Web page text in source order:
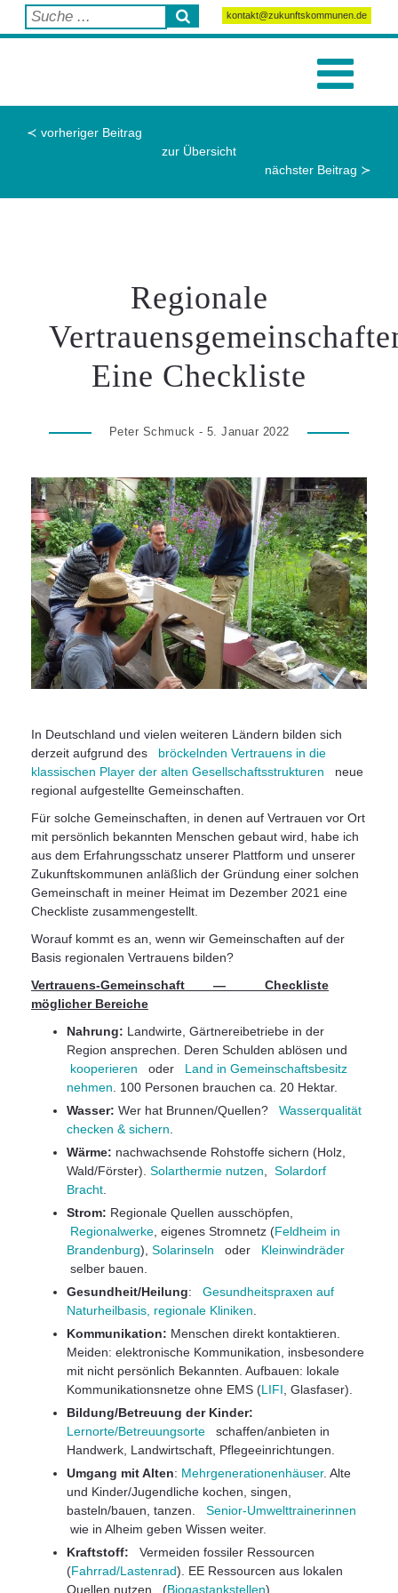
kontakt@zukunftskommunen.de
≺ vorheriger Beitrag
zur Übersicht
nächster Beitrag ≻
Regionale
Eine Checkliste
Peter Schmuck - 5. Januar 2022
In Deutschland und vielen weiteren Ländern bilden sich
derzeit aufgrund des bröckelnden Vertrauens in die
klassischen Player der alten Gesellschaftsstrukturen neue
regional aufgestellte Gemeinschaften.
Für solche Gemeinschaften, in denen auf Vertrauen vor Ort
mit persönlich bekannten Menschen gebaut wird, habe ich
aus dem Erfahrungsschatz unserer Plattform und unserer
Zukunftskommunen anläßlich der Gründung einer solchen
Gemeinschaft in meiner Heimat im Dezember 2021 eine
Checkliste zusammengestellt.
Worauf kommt es an, wenn wir Gemeinschaften auf der
Basis regionalen Vertrauens bilden?
Vertrauens-Gemeinschaft — Checkliste
möglicher Bereiche
Nahrung: Landwirte, Gärtnereibetriebe in der
Region ansprechen. Deren Schulden ablösen und
kooperieren oder Land in Gemeinschaftsbesitz
nehmen . 100 Personen brauchen ca. 20 Hektar.
Wasser: Wer hat Brunnen/Quellen? Wasserqualität
checken & sichern
Wärme: nachwachsende Rohstoffe sichern (Holz,
Wald/Förster). Solarthermie nutzen
Solardorf
Bracht
Strom: Regionale Quellen ausschöpfen,
Regionalwerke , eigenes Stromnetz (Feldheim in
Brandenburg), Solarinseln oder Kleinwindräder
selber bauen.
Gesundheit/Heilung: Gesundheitspraxen auf
Naturheilbasis, regionale Kliniken
Kommunikation: Menschen direkt kontaktieren.
Meiden: elektronische Kommunikation, insbesondere
mit nicht persönlich Bekannten. Aufbauen: lokale
Kommunikationsnetze ohne EMS (LIFI , Glasfaser).
Bildung/Betreuung der Kinder:
Lernorte/Betreuungsorte schaffen/anbieten in
Handwerk, Landwirtschaft, Pflegeeinrichtungen.
Umgang mit Alten: Mehrgenerationenhäuser. Alte
und Kinder/Jugendliche kochen, singen,
basteln/bauen, tanzen. Senior-Umwelttrainerinnen
wie in Alheim geben Wissen weiter.
Kraftstoff: Vermeiden fossiler Ressourcen
(Fahrrad/Lastenrad). EE Ressourcen aus lokalen
Quellen nutzen (Biogastankstellen).